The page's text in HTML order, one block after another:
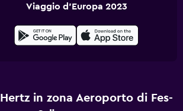
Viaggio d'Europa 2023
in zona Aeroporto di Fes-